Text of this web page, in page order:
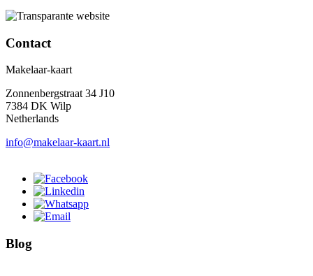
Contact
Makelaar-kaart
Zonnenbergstraat 34 J10
7384 DK Wilp
Netherlands
info@makelaar-kaart.nl
Blog